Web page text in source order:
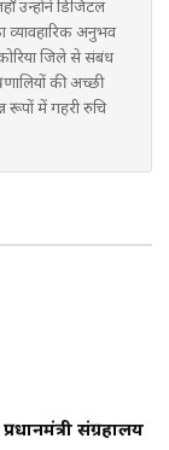
उन्होंने डिजिटल
अनुभव
जिले से संबंध
की अच्छी
में गहरी रुचि
संग्रहालय